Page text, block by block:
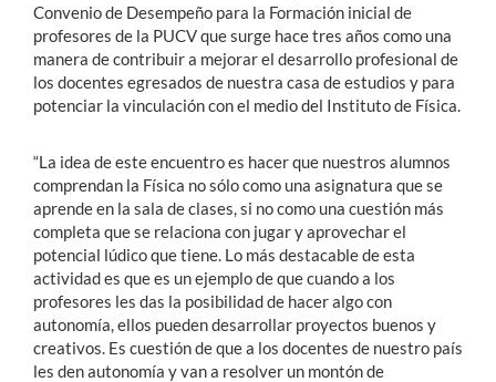
Convenio de Desempeño para la Formación inicial de
profesores de la PUCV que surge hace tres años como una
manera de contribuir a mejorar el desarrollo profesional de
los docentes egresados de nuestra casa de estudios y para
potenciar la vinculación con el medio del Instituto de Física.
“La idea de este encuentro es hacer que nuestros alumnos
comprendan la Física no sólo como una asignatura que se
aprende en la sala de clases, si no como una cuestión más
completa que se relaciona con jugar y aprovechar el
potencial lúdico que tiene. Lo más destacable de esta
actividad es que es un ejemplo de que cuando a los
profesores les das la posibilidad de hacer algo con
autonomía, ellos pueden desarrollar proyectos buenos y
creativos. Es cuestión de que a los docentes de nuestro país
les den autonomía y van a resolver un montón de